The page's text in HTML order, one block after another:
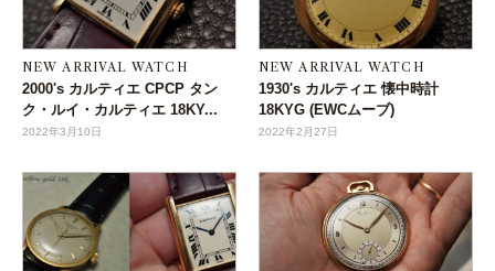
NEW ARRIVAL WATCH
2000's カルティエ CPCP タン
ク・ルイ・カルティエ 18KY...
2022年3月10日
NEW ARRIVAL WATCH
1930's カルティエ 懐中時計
18KYG (EWCムーブ)
2022年2月27日